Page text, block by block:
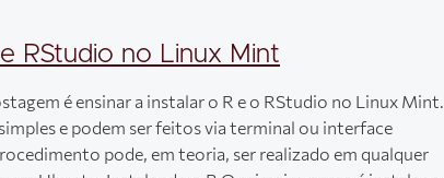
RStudio no Linux Mint
é ensinar a instalar o R e o RStudio no Linux Mint.
e podem ser feitos via terminal ou interface
pode, em teoria, ser realizado em qualquer